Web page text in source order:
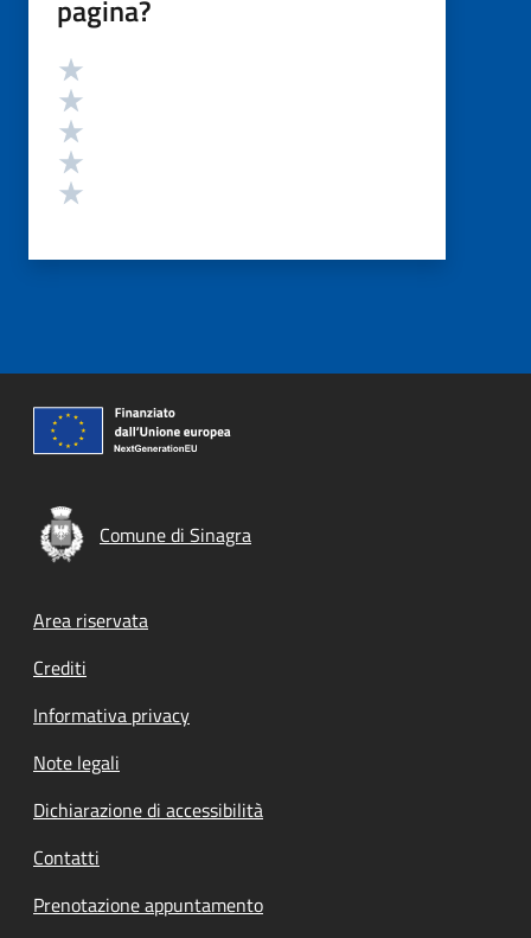
pagina?
Valutazione
Comune di Sinagra
Footer menu
Area riservata
Crediti
Informativa privacy
Note legali
Dichiarazione di accessibilità
Contatti
Prenotazione appuntamento